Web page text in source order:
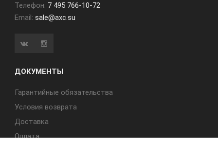
Телефон: 7 495 766-10-72
Email: sale@axc.su
ДОКУМЕНТЫ
Гарантийные обязательства
Условия возврата
Доставка
Оплата